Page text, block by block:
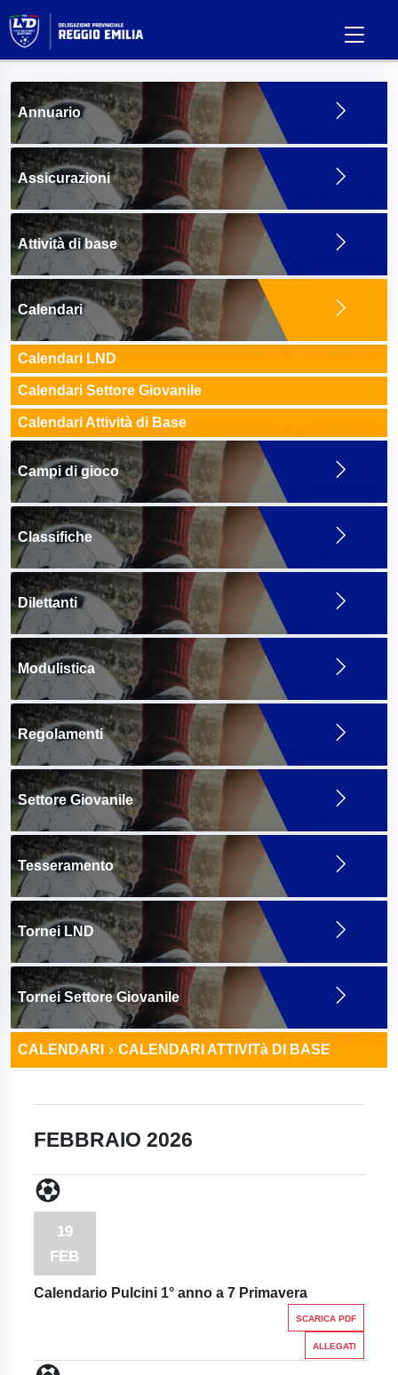
Annuario
Assicurazioni
Attività di base
Calendari
Calendari LND
Calendari Settore Giovanile
Calendari Attività di Base
Campi di gioco
Classifiche
Dilettanti
Modulistica
Regolamenti
Settore Giovanile
Tesseramento
Tornei LND
Tornei Settore Giovanile
CALENDARI CALENDARI ATTIVITà DI BASE
FEBBRAIO 2026
19
FEB
Calendario Pulcini 1° anno a 7 Primavera
SCARICA PDF
ALLEGATI